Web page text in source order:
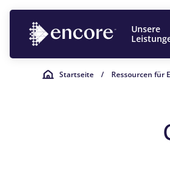
Unsere
Startseite / Ressourcen für